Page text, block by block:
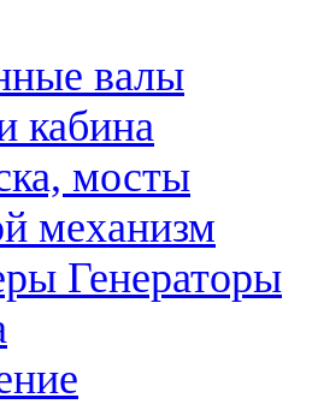
валы
кабина
мосты
механизм
Генераторы